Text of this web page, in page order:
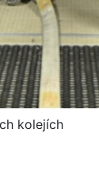
kolejích